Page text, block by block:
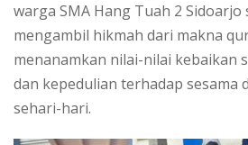
warga SMA Hang Tuah 2
mengambil hikmah dari makna
menanamkan nilai-nilai kebaikan
dan kepedulian terhadap sesama
sehari-hari.